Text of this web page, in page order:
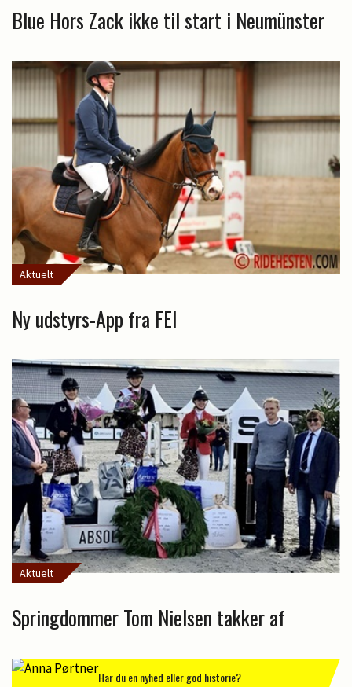
Blue Hors Zack ikke til start i Neumünster
Aktuelt
Ny udstyrs-App fra FEI
Aktuelt
Springdommer Tom Nielsen takker af
Har du en nyhed eller god historie?